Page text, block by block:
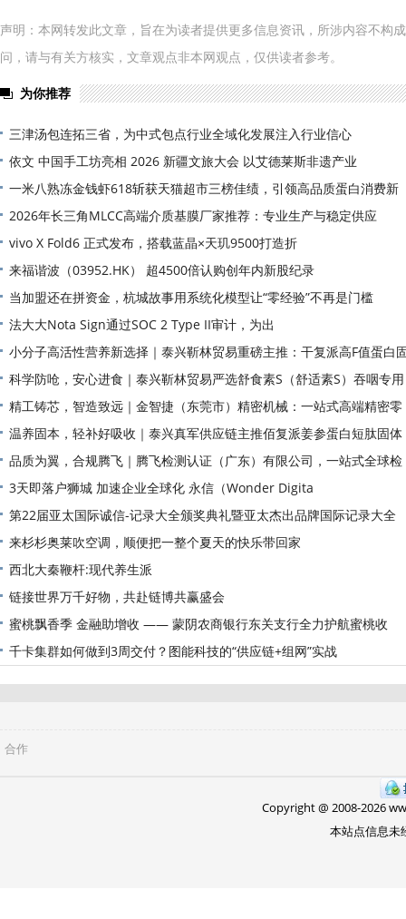
声明：本网转发此文章，旨在为读者提供更多信息资讯，所涉内容不构
问，请与有关方核实，文章观点非本网观点，仅供读者参考。
为你推荐
三津汤包连拓三省，为中式包点行业全域化发展注入行业信心
依文 中国手工坊亮相 2026 新疆文旅大会 以艾德莱斯非遗产业
一米八熟冻金钱虾618斩获天猫超市三榜佳绩，引领高品质蛋白消费新
2026年长三角MLCC高端介质基膜厂家推荐：专业生产与稳定供应
vivo X Fold6 正式发布，搭载蓝晶×天玑9500打造折
来福谐波（03952.HK） 超4500倍认购创年内新股纪录
当加盟还在拼资金，杭城故事用系统化模型让“零经验”不再是门槛
法大大Nota Sign通过SOC 2 Type II审计，为出
小分子高活性营养新选择｜泰兴靳林贸易重磅主推：干复派高F值蛋白
科学防呛，安心进食｜泰兴靳林贸易严选舒食素S（舒适素S）吞咽专用
精工铸芯，智造致远｜金智捷（东莞市）精密机械：一站式高端精密零
部
温养固本，轻补好吸收｜泰兴真军供应链主推佰复派姜参蛋白短肽固体
饮
品质为翼，合规腾飞｜腾飞检测认证（广东）有限公司，一站式全球检
测
3天即落户狮城 加速企业全球化 永信（Wonder Digita
第22届亚太国际诚信-记录大全颁奖典礼暨亚太杰出品牌国际记录大全
来杉杉奥莱吹空调，顺便把一整个夏天的快乐带回家
西北大秦鞭杆:现代养生派
链接世界万千好物，共赴链博共赢盛会
蜜桃飘香季 金融助增收 —— 蒙阴农商银行东关支行全力护航蜜桃收
千卡集群如何做到3周交付？图能科技的“供应链+组网”实战
合作
Copyright @ 2008-2026
本站点信息未